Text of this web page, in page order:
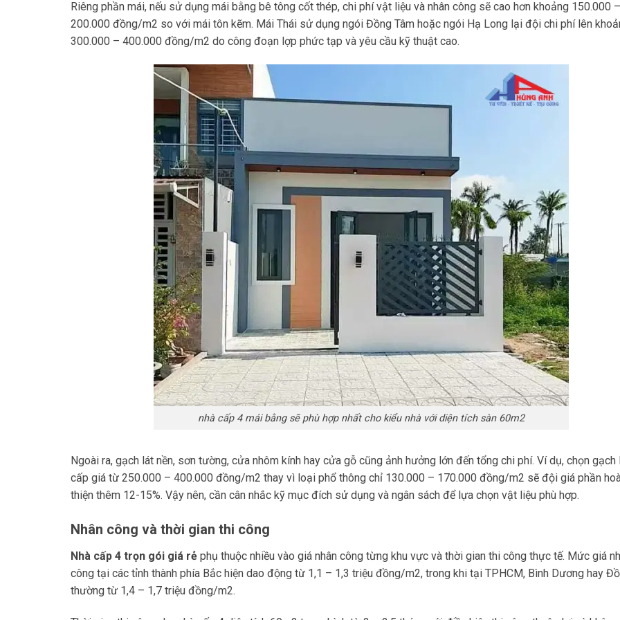
Riêng phần mái, nếu sử dụng mái bằng bê tông cốt thép, chi phí vật liệu và nhân công sẽ cao hơn khoảng 150.000 –
200.000 đồng/m2 so với mái tôn kẽm. Mái Thái sử dụng ngói Đồng Tâm hoặc ngói Hạ Long lại đội chi phí lên
300.000 – 400.000 đồng/m2 do công đoạn lợp phức tạp và yêu cầu kỹ thuật cao.
nhà cấp 4 mái bằng sẽ phù hợp nhất cho kiểu nhà với diện tích sàn 60m2
Ngoài ra, gạch lát nền, sơn tường, cửa nhôm kính hay cửa gỗ cũng ảnh hưởng lớn đến tổng chi phí. Ví dụ, chọn gạch
cấp giá từ 250.000 – 400.000 đồng/m2 thay vì loại phổ thông chỉ 130.000 – 170.000 đồng/m2 sẽ đội giá phần
thiện thêm 12-15%. Vậy nên, cần cân nhắc kỹ mục đích sử dụng và ngân sách để lựa chọn vật liệu phù hợp.
Nhân công và thời gian thi công
Nhà cấp 4 trọn gói giá rẻ phụ thuộc nhiều vào giá nhân công từng khu vực và thời gian thi công thực tế. Mức giá
công tại các tỉnh thành phía Bắc hiện dao động từ 1,1 – 1,3 triệu đồng/m2, trong khi tại TPHCM, Bình Dương hay
thường từ 1,4 – 1,7 triệu đồng/m2.